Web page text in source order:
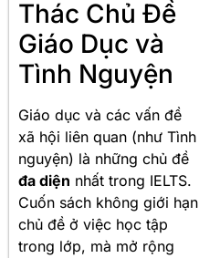
Thác Chủ Đề
Giáo Dục và
Tình Nguyện
Giáo dục và các vấn đề
xã hội liên quan (như Tình
nguyện) là những chủ đề
đa diện nhất trong IELTS.
Cuốn sách không giới hạn
chủ đề ở việc học tập
trong lớp, mà mở rộng